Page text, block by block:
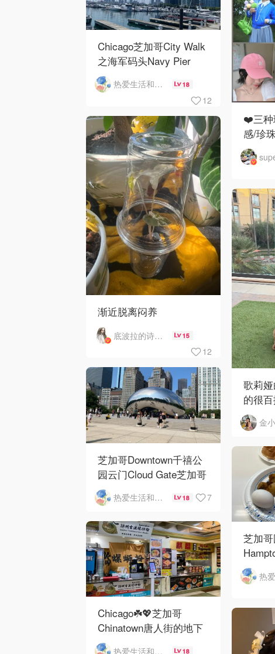
❤️三种
感/珍
Chicago芝加哥City Walk
之海军码头Navy Pier
热爱生活和自由的轻舞飞扬 18
12
渐近脱离闷养
底波拉的诗与歌 15
12
歌莉
的很
金
芝加哥Downtown千禧公
园云门Cloud Gate芝加哥
河街景❤️鳞次栉比的高楼
热爱生活和自由的轻舞飞扬 18 7
芝加
O'Hare
Chicago☘️💖芝加哥
Chinatown唐人街的地下
mini小美食城
热爱生活和自由的轻舞飞扬 18